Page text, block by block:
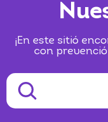
¡En este sitió
con